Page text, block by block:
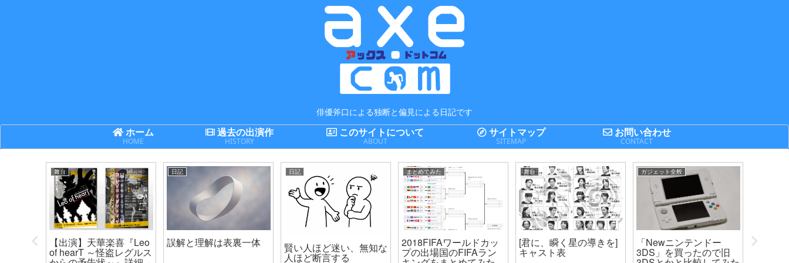
俳優斧口による独断と偏見による日記です
ホーム
HOME
過去の出演作
HISTORY
このサイトについて
ABOUT
サイトマップ
SITEMAP
お問い合わせ
CONTACT
世代機
舞台
【出演】天華楽喜『Leo
of hearT ～怪盗レグルス
日記
誤解と理解は表裏一体
日記
賢い人ほど迷い、無知な
人ほど断言する
まとめてみた
2018FIFAワールドカッ
プの出場国のFIFAラン
舞台
[君に、瞬く星の導きを]
キャスト表
ガジェット全般
「Newニンテンドー
3DS」を買ったので旧